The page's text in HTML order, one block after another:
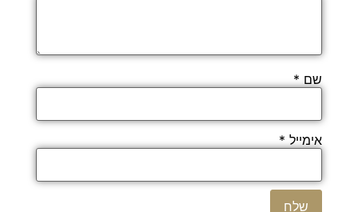
שם *
אימייל *